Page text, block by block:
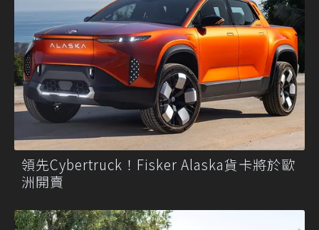
領先Cybertruck！Fisker Alaska貨卡將於歐
洲開賣